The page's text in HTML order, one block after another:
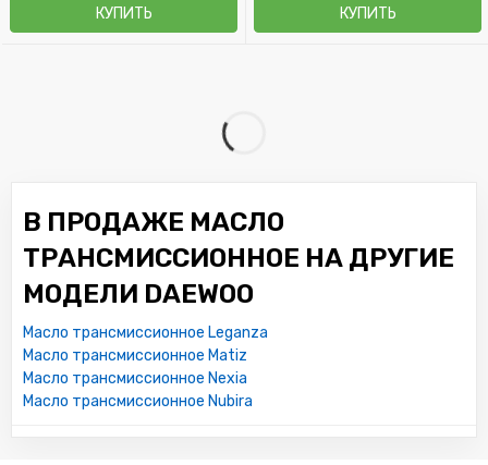
КУПИТЬ КУПИТЬ
В ПРОДАЖЕ МАСЛО
ТРАНСМИССИОННОЕ НА ДРУГИЕ
МОДЕЛИ DAEWOO
Масло трансмиссионное Leganza
Масло трансмиссионное Matiz
Масло трансмиссионное Nexia
Масло трансмиссионное Nubira